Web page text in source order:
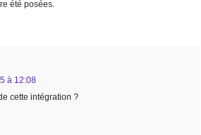
été posées.
à 12:08
cette intégration ?